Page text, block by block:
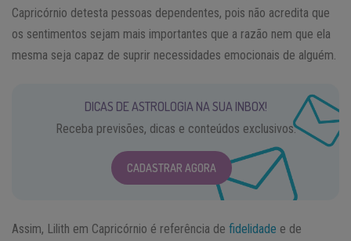
Capricórnio detesta pessoas dependentes, pois não acredita que
os sentimentos sejam mais importantes que a razão nem que ela
mesma seja capaz de suprir necessidades emocionais de alguém.
DICAS DE ASTROLOGIA NA SUA INBOX!
Receba previsões, dicas e conteúdos exclusivos.
CADASTRAR AGORA
Assim, Lilith em Capricórnio é referência de fidelidade e de